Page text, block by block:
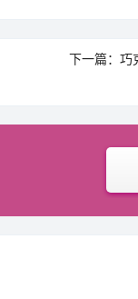
下一篇：巧